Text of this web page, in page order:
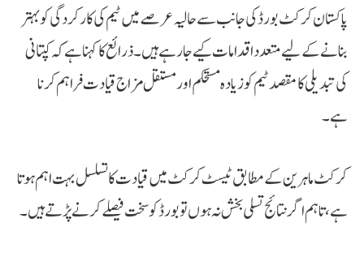
پاکستان کرکٹ بورڈ کی جانب سے حالیہ عرصے میں ٹیم کی کارکردگی کو بہتر
بنانے کے لیے متعدد اقدامات کیے جا رہے ہیں۔ ذرائع کا کہنا ہے کہ کپتانی
کی تبدیلی کا مقصد ٹیم کو زیادہ مستحکم اور مستقل مزاج قیادت فراہم کرنا
ہے۔
کرکٹ ماہرین کے مطابق ٹیسٹ کرکٹ میں قیادت کا تسلسل بہت اہم ہوتا
ہے، تاہم اگر نتائج تسلی بخش نہ ہوں تو بورڈ کو سخت فیصلے کرنے پڑتے ہیں۔